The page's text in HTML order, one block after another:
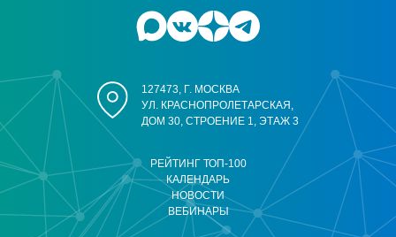
РЕЙТИНГ ТОП-100
КАЛЕНДАРЬ
НОВОСТИ
ВЕБИНАРЫ
127473, Г. МОСКВА
УЛ. КРАСНОПРОЛЕТАРСКАЯ,
ДОМ 30, СТРОЕНИЕ 1, ЭТАЖ 3